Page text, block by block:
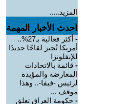
المزيد.....
احدث الأخبار المهمة
-
أكثر فعالية بـ27%..
أمريكا تُجيز لقاحًا جديدًا
للإنفلونزا
- قائمة بالاتحادات
المعارضة والمؤيدة
لرئيس -فيفا-.. وهذا
موقف ...
- حكومة العراق تعلق